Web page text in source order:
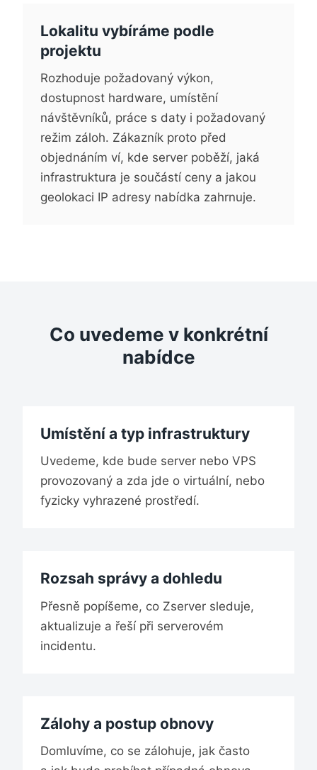
Lokalitu vybíráme podle
projektu
Rozhoduje požadovaný výkon,
dostupnost hardware, umístění
návštěvníků, práce s daty i požadovaný
režim záloh. Zákazník proto před
objednáním ví, kde server poběží, jaká
infrastruktura je součástí ceny a jakou
geolokaci IP adresy nabídka zahrnuje.
Co uvedeme v konkrétní
nabídce
Umístění a typ infrastruktury
Uvedeme, kde bude server nebo VPS
provozovaný a zda jde o virtuální, nebo
fyzicky vyhrazené prostředí.
Rozsah správy a dohledu
Přesně popíšeme, co Zserver sleduje,
aktualizuje a řeší při serverovém
incidentu.
Zálohy a postup obnovy
Domluvíme, co se zálohuje, jak často